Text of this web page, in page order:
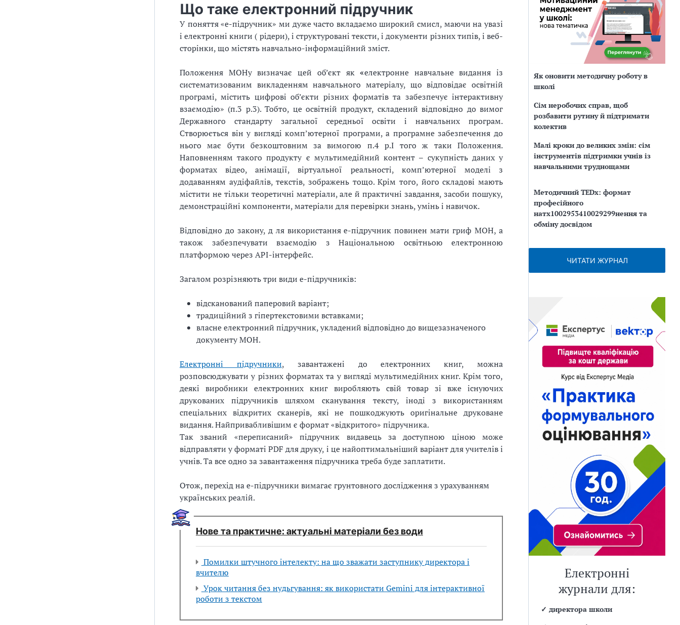
Що таке електронний підручник
У поняття «е-підручник» ми дуже часто вкладаємо широкий смисл, маючи на увазі
і електронні книги ( рідери), і структуровані тексти, і документи різних типів, і веб-
сторінки, що містять навчально-інформаційний зміст.
Положення МОНу визначає цей об’єкт як«електронне навчальне видання із
систематизованим викладенням навчального матеріалу, що відповідає освітній
програмі, містить цифрові об’єкти різних форматів та забезпечує інтерактивну
взаємодію» (п.3 р.3). Тобто, це освітній продукт, складений відповідно до вимог
Державного стандарту загальної середньої освіти і навчальних програм.
Створюється він у вигляді комп’ютерної програми, а програмне забезпечення до
нього має бути безкоштовним за вимогою п.4 р.І того ж таки Положення.
Наповненням такого продукту є мультимедійний контент – сукупність даних у
форматах відео, анімації, віртуальної реальності, комп’ютерної моделі з
додаванням аудіфайлів, текстів, зображень тощо. Крім того, його складові мають
містити не тільки теоретичні матеріали, але й практичні завдання, засоби пошуку,
демонстраційні компоненти, матеріали для перевірки знань, умінь і навичок.
Відповідно до закону, д ля використання е-підручник повинен мати гриф МОН, а
також забезпечувати взаємодію з Національною освітньою електронною
платформою через API-інтерфейс.
Загалом розрізняють три види е-підручників:
відсканований паперовий варіант;
традиційний з гіпертекстовими вставками;
власне електронний підручник, укладений відповідно до вищезазначеного
документу МОН.
Електронні підручники, завантажені до електронних книг, можна
розповсюджувати у різних форматах та у вигляді мультимедійних книг. Крім того,
деякі виробники електронних книг виробляють свій товар зі вже існуючих
друкованих підручників шляхом сканування тексту, іноді з використанням
спеціальних відкритих сканерів, які не пошкоджують оригінальне друковане
видання. Найпривабливішим є формат «відкритого» підручника.
Так званий «переписаний» підручник видавець за доступною ціною може
відправляти у форматі PDF для друку, і це найоптимальніший варіант для учителів і
учнів. Та все одно за завантаження підручника треба буде заплатити.
Отож, перехід на е-підручники вимагає грунтовного дослідження з урахуванням
українських реалій.
Нове та практичне: актуальні матеріали без води
Помилки штучного інтелекту: на що зважати заступнику директора і
вчителю
Урок читання без нудьгування: як використати Gemini для інтерактивної
роботи з текстом
Як оновити методичну роботу в
школі
Сім неробочих справ, щоб
розбавити рутину й підтримати
колектив
Малі кроки до великих змін: сім
інструментів підтримки учнів із
навчальними труднощами
Методичний TEDx: формат
професійного
натх1002953410029299нення та
обміну досвідом
ЧИТАТИ ЖУРНАЛ
Електронні
журнали для:
✓ директора школи